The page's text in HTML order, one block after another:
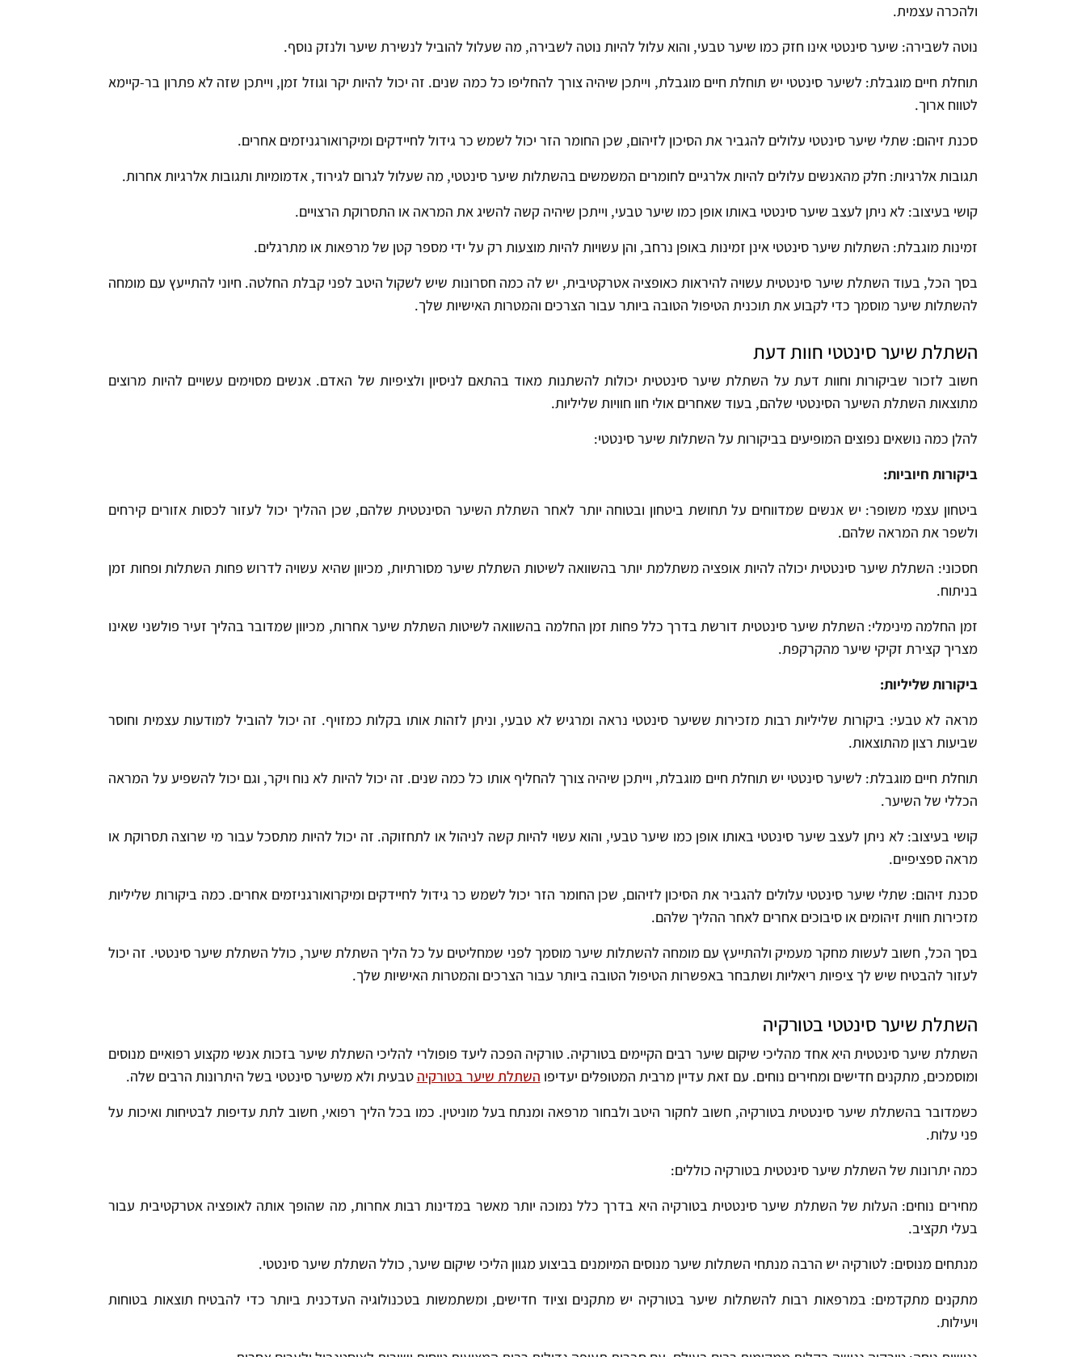
ולהכרה עצמית.
נוטה לשבירה: שיער סינטטי אינו חזק כמו שיער טבעי, והוא עלול להיות נוטה לשבירה, מה שעלול להוביל לנשירת שיער ולנזק נוסף.
תוחלת חיים מוגבלת: לשיער סינטטי יש תוחלת חיים מוגבלת, וייתכן שיהיה צורך להחליפו כל כמה שנים. זה יכול להיות יקר וגוזל זמן, וייתכן שזה לא פתרון בר-קיימא
לטווח ארוך.
סכנת זיהום: שתלי שיער סינטטי עלולים להגביר את הסיכון לזיהום, שכן החומר הזר יכול לשמש כר גידול לחיידקים ומיקרואורגניזמים אחרים.
תגובות אלרגיות: חלק מהאנשים עלולים להיות אלרגיים לחומרים המשמשים בהשתלות שיער סינטטי, מה שעלול לגרום לגירוד, אדמומיות ותגובות אלרגיות אחרות.
קושי בעיצוב: לא ניתן לעצב שיער סינטטי באותו אופן כמו שיער טבעי, וייתכן שיהיה קשה להשיג את המראה או התסרוקת הרצויים.
זמינות מוגבלת: השתלות שיער סינטטי אינן זמינות באופן נרחב, והן עשויות להיות מוצעות רק על ידי מספר קטן של מרפאות או מתרגלים.
בסך הכל, בעוד השתלת שיער סינטטית עשויה להיראות כאופציה אטרקטיבית, יש לה כמה חסרונות שיש לשקול היטב לפני קבלת החלטה. חיוני להתייעץ עם מומחה
להשתלות שיער מוסמך כדי לקבוע את תוכנית הטיפול הטובה ביותר עבור הצרכים והמטרות האישיות שלך.
השתלת שיער סינטטי חוות דעת
חשוב לזכור שביקורות וחוות דעת על השתלת שיער סינטטית יכולות להשתנות מאוד בהתאם לניסיון ולציפיות של האדם. אנשים מסוימים עשויים להיות מרוצים
מתוצאות השתלת השיער הסינטטי שלהם, בעוד שאחרים אולי חוו חוויות שליליות.
להלן כמה נושאים נפוצים המופיעים בביקורות על השתלות שיער סינטטי:
ביקורות חיוביות:
ביטחון עצמי משופר: יש אנשים שמדווחים על תחושת ביטחון ובטוחה יותר לאחר השתלת השיער הסינטטית שלהם, שכן ההליך יכול לעזור לכסות אזורים קירחים
ולשפר את המראה שלהם.
חסכוני: השתלת שיער סינטטית יכולה להיות אופציה משתלמת יותר בהשוואה לשיטות השתלת שיער מסורתיות, מכיוון שהיא עשויה לדרוש פחות השתלות ופחות זמן
בניתוח.
זמן החלמה מינימלי: השתלת שיער סינטטית דורשת בדרך כלל פחות זמן החלמה בהשוואה לשיטות השתלת שיער אחרות, מכיוון שמדובר בהליך זעיר פולשני שאינו
מצריך קצירת זקיקי שיער מהקרקפת.
ביקורות שליליות:
מראה לא טבעי: ביקורות שליליות רבות מזכירות ששיער סינטטי נראה ומרגיש לא טבעי, וניתן לזהות אותו בקלות כמזויף. זה יכול להוביל למודעות עצמית וחוסר
שביעות רצון מהתוצאות.
תוחלת חיים מוגבלת: לשיער סינטטי יש תוחלת חיים מוגבלת, וייתכן שיהיה צורך להחליף אותו כל כמה שנים. זה יכול להיות לא נוח ויקר, וגם יכול להשפיע על המראה
הכללי של השיער.
קושי בעיצוב: לא ניתן לעצב שיער סינטטי באותו אופן כמו שיער טבעי, והוא עשוי להיות קשה לניהול או לתחזוקה. זה יכול להיות מתסכל עבור מי שרוצה תסרוקת או
מראה ספציפיים.
סכנת זיהום: שתלי שיער סינטטי עלולים להגביר את הסיכון לזיהום, שכן החומר הזר יכול לשמש כר גידול לחיידקים ומיקרואורגניזמים אחרים. כמה ביקורות שליליות
מזכירות חווית זיהומים או סיבוכים אחרים לאחר ההליך שלהם.
בסך הכל, חשוב לעשות מחקר מעמיק ולהתייעץ עם מומחה להשתלות שיער מוסמך לפני שמחליטים על כל הליך השתלת שיער, כולל השתלת שיער סינטטי. זה יכול
לעזור להבטיח שיש לך ציפיות ריאליות ושתבחר באפשרות הטיפול הטובה ביותר עבור הצרכים והמטרות האישיות שלך.
השתלת שיער סינטטי בטורקיה
השתלת שיער סינטטית היא אחד מהליכי שיקום שיער רבים הקיימים בטורקיה. טורקיה הפכה ליעד פופולרי להליכי השתלת שיער בזכות אנשי מקצוע רפואיים מנוסים
ומוסמכים, מתקנים חדישים ומחירים נוחים. עם זאת עדיין מרבית המטופלים יעדיפו השתלת שיער בטורקיה טבעית ולא משיער סינטטי בשל היתרונות הרבים שלה.
כשמדובר בהשתלת שיער סינטטית בטורקיה, חשוב לחקור היטב ולבחור מרפאה ומנתח בעל מוניטין. כמו בכל הליך רפואי, חשוב לתת עדיפות לבטיחות ואיכות על
פני עלות.
כמה יתרונות של השתלת שיער סינטטית בטורקיה כוללים:
מחירים נוחים: העלות של השתלת שיער סינטטית בטורקיה היא בדרך כלל נמוכה יותר מאשר במדינות רבות אחרות, מה שהופך אותה לאופציה אטרקטיבית עבור
בעלי תקציב.
מנתחים מנוסים: לטורקיה יש הרבה מנתחי השתלות שיער מנוסים המיומנים בביצוע מגוון הליכי שיקום שיער, כולל השתלת שיער סינטטי.
מתקנים מתקדמים: במרפאות רבות להשתלות שיער בטורקיה יש מתקנים וציוד חדישים, ומשתמשות בטכנולוגיה העדכנית ביותר כדי להבטיח תוצאות בטוחות
ויעילות.